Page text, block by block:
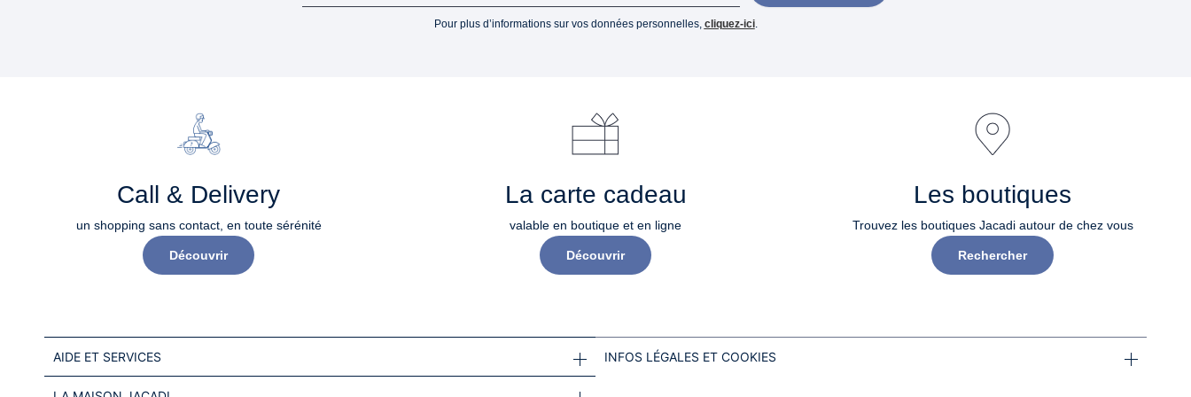
Pour plus d’informations sur vos données personnelles, cliquez-ici.
Call & Delivery
un shopping sans contact, en toute sérénité​
Découvrir
La carte cadeau
valable en boutique et en ligne
Découvrir
Les boutiques
Trouvez les boutiques Jacadi autour de chez vous
Rechercher
AIDE ET SERVICES INFOS LÉGALES ET COOKIES